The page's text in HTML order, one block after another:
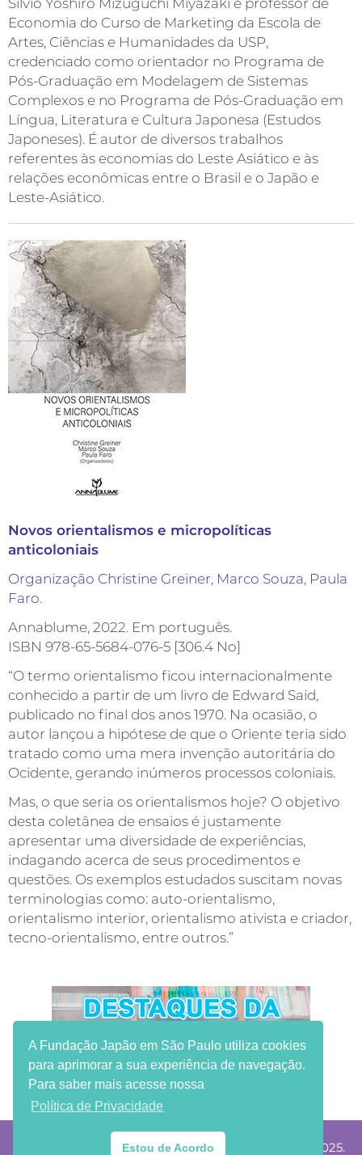
Silvio Yoshiro Mizuguchi Miyazaki é professor de
Economia do Curso de Marketing da Escola de
Artes, Ciências e Humanidades da USP,
credenciado como orientador no Programa de
Pós-Graduação em Modelagem de Sistemas
Complexos e no Programa de Pós-Graduação em
Língua, Literatura e Cultura Japonesa (Estudos
Japoneses). É autor de diversos trabalhos
referentes às economias do Leste Asiático e às
relações econômicas entre o Brasil e o Japão e
Leste-Asiático.
Novos orientalismos e micropolíticas
anticoloniais
Organização Christine Greiner, Marco Souza, Paula
Faro.
Annablume, 2022. Em português.
ISBN 978-65-5684-076-5 [306.4 No]
“O termo orientalismo ficou internacionalmente
conhecido a partir de um livro de Edward Said,
publicado no final dos anos 1970. Na ocasião, o
autor lançou a hipótese de que o Oriente teria sido
tratado como uma mera invenção autoritária do
Ocidente, gerando inúmeros processos coloniais.
Mas, o que seria os orientalismos hoje? O objetivo
desta coletânea de ensaios é justamente
apresentar uma diversidade de experiências,
indagando acerca de seus procedimentos e
questões. Os exemplos estudados suscitam novas
terminologias como: auto-orientalismo,
orientalismo interior, orientalismo ativista e criador,
tecno-orientalismo, entre outros.”
®Copyright Fundação Japão em São Paulo 2002-2025.
A Fundação Japão em São Paulo utiliza cookies
para aprimorar a sua experiência de navegação.
Para saber mais acesse nossa
Política de Privacidade
Estou de Acordo